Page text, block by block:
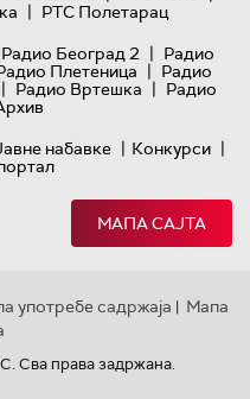
| РТС Полетарац
Радио Београд 2 | Радио
Плетеница | Радио
| Радио Вртешка | Радио
набавке | Конкурси |
МАПА САЈТА
употребе садржаја | Мапа
Сва права задржана.